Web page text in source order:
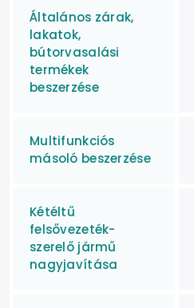
Általános zárak,
lakatok,
bútorvasalási
termékek
beszerzése
Multifunkciós
másoló beszerzése
Kétéltű
felsővezeték-
szerelő jármű
nagyjavítása